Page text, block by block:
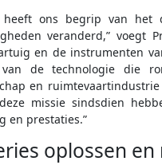
heeft ons begrip van het
veranderd,” voegt
en de instrumenten
de technologie die
en
missie sindsdien
en prestaties.”
oplossen